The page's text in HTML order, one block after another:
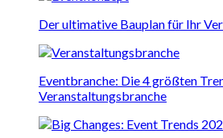
Der ultimative Bauplan für Ihr
Eventbranche: Die 4 größten
Veranstaltungsbranche